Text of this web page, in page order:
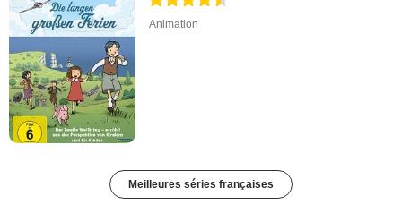
Animation
Meilleures séries françaises